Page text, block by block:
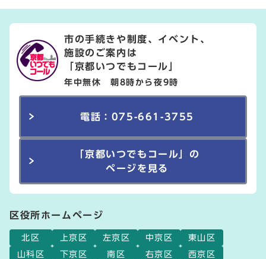
市の手続きや制度、イベント、
施設のご案内は
「京都いつでもコール」
年中無休 朝8時から夜9時
電話：075-661-3755
「京都いつでもコール」の
ページを見る
区役所ホームページ
北区 上京区 左京区 中京区
東山区
山科区
下京区 南区 右京区
西京区